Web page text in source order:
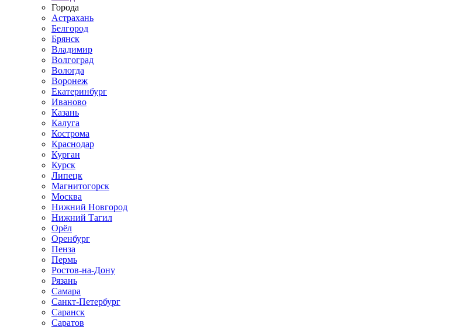
Города
Астрахань
Белгород
Брянск
Владимир
Волгоград
Вологда
Воронеж
Екатеринбург
Иваново
Казань
Калуга
Кострома
Краснодар
Курган
Курск
Липецк
Магнитогорск
Москва
Нижний Новгород
Нижний Тагил
Орёл
Оренбург
Пенза
Пермь
Ростов‑на‑Дону
Рязань
Самара
Санкт‑Петербург
Саранск
Саратов